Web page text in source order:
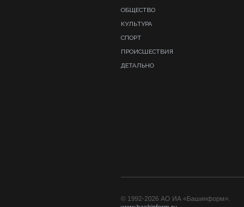
ОБЩЕСТВО
КУЛЬТУРА
СПОРТ
ПРОИСШЕСТВИЯ
ДЕТАЛЬНО
© 1992-2026 АО ИА «Башинформ».